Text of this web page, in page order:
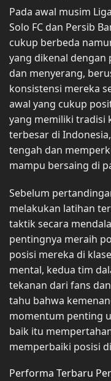
Pada awal musim
Solo FC dan Persib
cukup berbeda
yang dikenal dengan
dan menyerang,
konsistensi mereka
awal yang cukup
yang memiliki tradisi
terbesar di
tengah dan
mampu bersaing di
Sebelum
melakukan latihan
taktik secara
pentingnya meraih
posisi mereka di
mental, kedua tim
tekanan dari fans
tahu bahwa
momentum penting
baik itu
memperbaiki posisi
Performa Terbaru